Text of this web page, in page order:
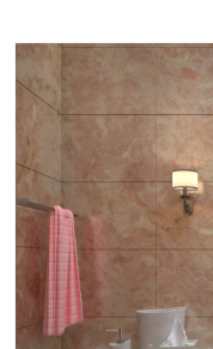
ПРОЕКТЫ
КОНТАКТЫ